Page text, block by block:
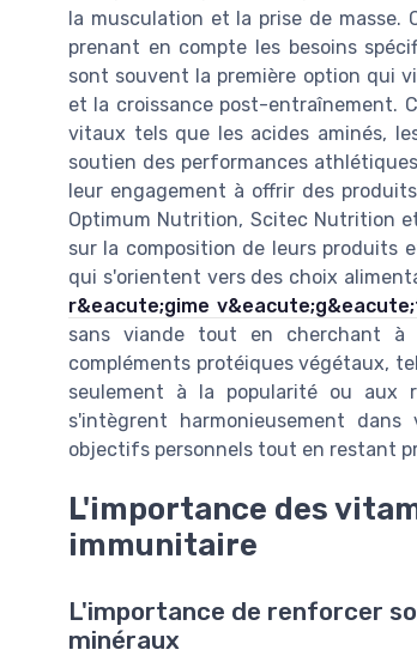
la musculation et la prise de masse.
prenant en compte les besoins
sont souvent la première option qui
et la croissance post-entraînement.
vitaux tels que les acides aminés,
soutien des performances
leur engagement à offrir des
Optimum Nutrition, Scitec Nutrition
sur la composition de leurs produits
qui s'orientent vers des choix
r&eacute;gime
sans viande tout en cherchant à
compléments protéiques végétaux,
seulement à la popularité ou aux
s'intègrent harmonieusement
objectifs personnels tout en restant
L'importance des
immunitaire
L'importance de renforcer
minéraux